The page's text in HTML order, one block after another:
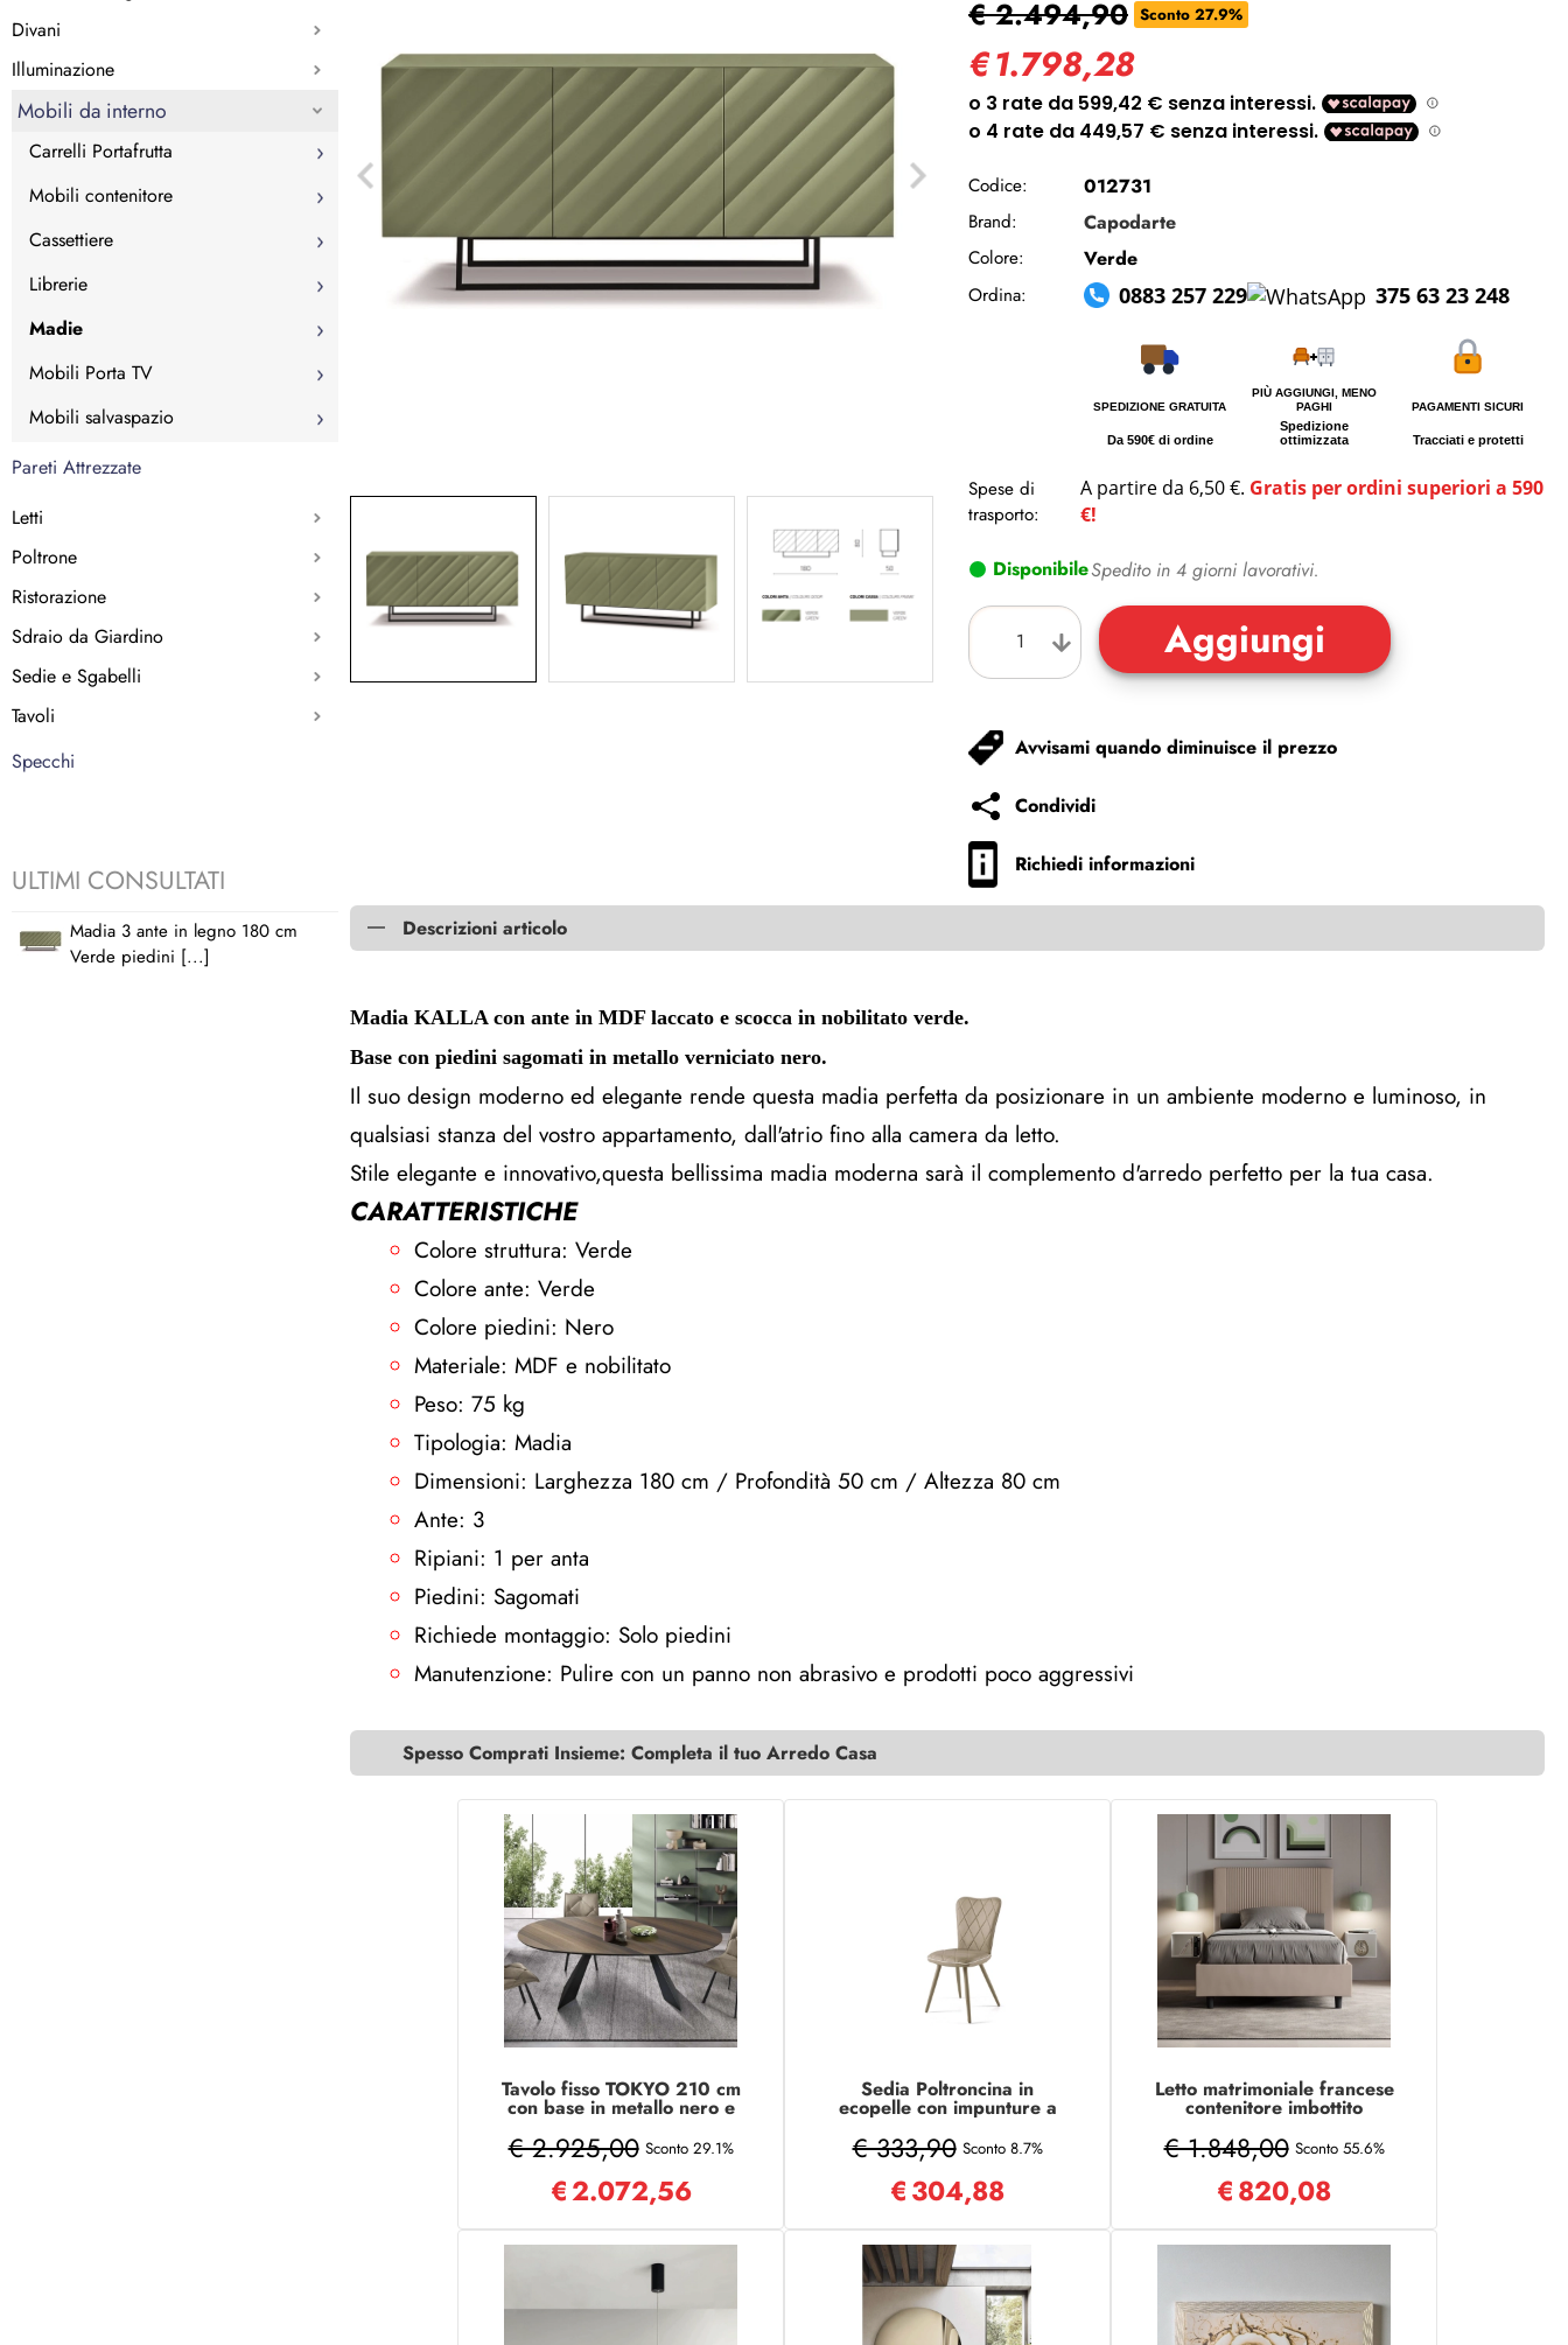
Hai perso la password?
Divani
Illuminazione
Mobili da interno
Carrelli Portafrutta
Mobili contenitore
Cassettiere
Librerie
Madie
Mobili Porta TV
Mobili salvaspazio
Pareti Attrezzate
Letti
Poltrone
Ristorazione
Sdraio da Giardino
Sedie e Sgabelli
Tavoli
Specchi
ULTIMI CONSULTATI
Madia 3 ante in legno 180 cm
Verde piedini [...]
€ 2.494,90 Sconto 27.9%
€1.798,28
Codice: 012731
Brand: Capodarte
Colore: Verde
Ordina: 0883 257 229 375 63 23 248
SPEDIZIONE GRATUITA
Da 590€ di ordine
PIÙ AGGIUNGI, MENO
PAGHI
Spedizione
ottimizzata
PAGAMENTI SICURI
Tracciati e protetti
Spese di
trasporto:
A partire da 6,50 €. Gratis per ordini superiori a 590
€!
DisponibileSpedito in 4 giorni lavorativi.
Avvisami quando diminuisce il prezzo
Condividi
Richiedi informazioni
Descrizioni articolo
Madia KALLA con ante in MDF laccato e scocca in nobilitato verde.
Base con piedini sagomati in metallo verniciato nero.
Il suo design moderno ed elegante rende questa madia perfetta da posizionare in un ambiente moderno e luminoso, in
qualsiasi stanza del vostro appartamento, dall'atrio fino alla camera da letto.
Stile elegante e innovativo,questa bellissima madia moderna sarà il complemento d'arredo perfetto per la tua casa.
CARATTERISTICHE
Colore struttura: Verde
Colore ante: Verde
Colore piedini: Nero
Materiale: MDF e nobilitato
Peso: 75 kg
Tipologia: Madia
Dimensioni: Larghezza 180 cm / Profondità 50 cm / Altezza 80 cm
Ante: 3
Ripiani: 1 per anta
Piedini: Sagomati
Richiede montaggio: Solo piedini
Manutenzione: Pulire con un panno non abrasivo e prodotti poco aggressivi
Spesso Comprati Insieme: Completa il tuo Arredo Casa
Tavolo fisso TOKYO 210 cm
con base in metallo nero e
€ 2.925,00 Sconto 29.1%
€2.072,56
Sedia Poltroncina in
ecopelle con impunture a
rombi e bordino LENA
Tortora Set da 2
€ 333,90 Sconto 8.7%
€304,88
Letto matrimoniale francese
contenitore imbottito
Goya
€ 1.848,00 Sconto 55.6%
€820,08